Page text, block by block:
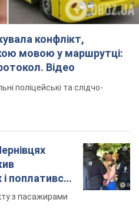
поплатився.
у
краси
що вона носить